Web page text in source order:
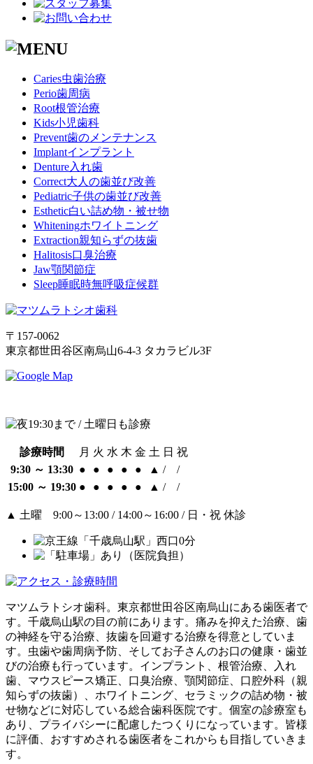
Caries虫歯治療
Perio歯周病
Root根管治療
Kids小児歯科
Prevent歯のメンテナンス
Implantインプラント
Denture入れ歯
Correct大人の歯並び改善
Pediatric子供の歯並び改善
Esthetic白い詰め物・被せ物
Whiteningホワイトニング
Extraction親知らずの抜歯
Halitosis口臭治療
Jaw顎関節症
Sleep睡眠時無呼吸症候群
〒157-0062
東京都世田谷区南烏山6-4-3 タカラビル3F
診療時間 月 火 水 木 金 土 日 祝
9:30 ～ 13:30 ● ● ● ● ● ▲ /
/
15:00 ～ 19:30 ● ● ● ● ● ▲ / /
▲ 土曜 9:00～13:00 / 14:00～16:00 / 日・祝 休診
マツムラトシオ歯科。東京都世田谷区南烏山にある歯医者で
す。千歳烏山駅の目の前にあります。痛みを抑えた治療、歯
の神経を守る治療、抜歯を回避する治療を得意としていま
す。虫歯や歯周病予防、そしてお子さんのお口の健康・歯並
びの治療も行っています。インプラント、根管治療、入れ
歯、マウスピース矯正、口臭治療、顎関節症、口腔外科（親
知らずの抜歯）、ホワイトニング、セラミックの詰め物・被
せ物などに対応している総合歯科医院です。個室の診療室も
あり、プライバシーに配慮したつくりになっています。皆様
に評価、おすすめされる歯医者をこれからも目指していきま
す。